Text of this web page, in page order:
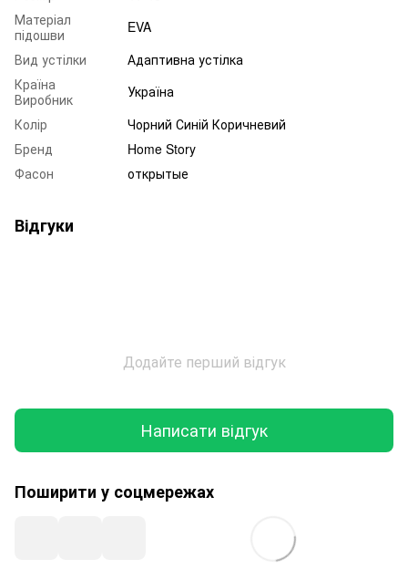
Матеріал
підошви
EVA
Вид устілки
Адаптивна устілка
Країна
Виробник
Україна
Колір
Чорний Синій Коричневий
Бренд
Home Story
Фасон
открытые
Відгуки
Додайте перший відгук
Написати відгук
Поширити у соцмережах